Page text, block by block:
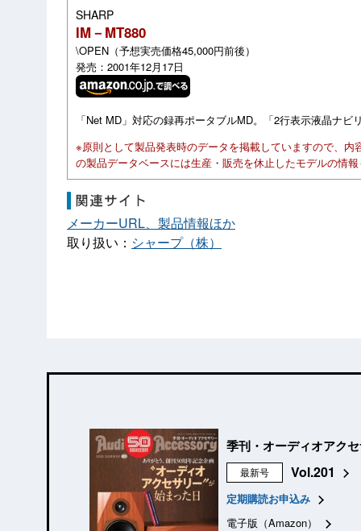
SHARP
IM－MT880
\OPEN（予想実売価格45,000円前後）
発売：2001年12月17日
「Net MD」対応の録再ポータブルMD。「2行表示液晶ナビ
※原則として製品発表時のデータを掲載していますので、
の製品データベースには生産・販売を休止したモデルの情
メーカーURL、製品情報ほか
取り扱い： シャープ（株）
季刊・オーディオアク
最新号 Vol.201
定期購読お申込み
電子版（Amazon）